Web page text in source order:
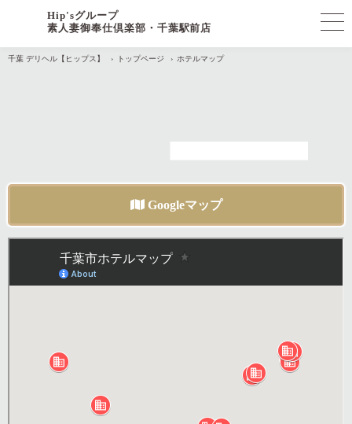
Hip'sグループ
素人妻御奉仕倶楽部・千葉駅前店
千葉 デリヘル【ヒップス】 トップページ ホテルマップ
Googleマップ